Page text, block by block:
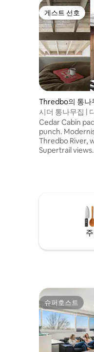
게스트 선호
게스트 선호
Thredbo의 통나
시더 통나무집 |
망
Cedar Cabin
punch.
Thredbo River,
Supertrail views. Vaulted ceilings.
Living, Country
This rare
mountains,
슈퍼호스트
슈퍼호스트